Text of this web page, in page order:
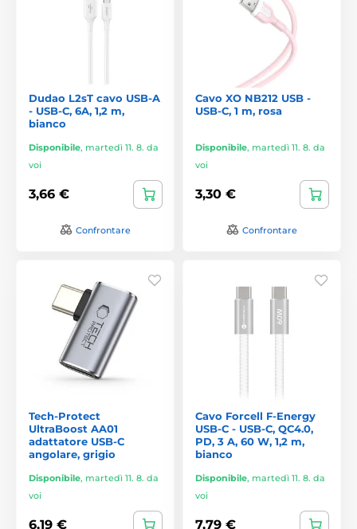
Dudao L2sT cavo USB-A
- USB-C, 6A, 1,2 m,
bianco
Disponibile, martedì 11. 8. da
voi
3,66 €
Confrontare
Cavo XO NB212 USB -
USB-C, 1 m, rosa
Disponibile, martedì 11. 8. da
voi
3,30 €
Confrontare
Tech-Protect
UltraBoost AA01
adattatore USB-C
angolare, grigio
Disponibile, martedì 11. 8. da
voi
6,19 €
Cavo Forcell F-Energy
USB-C - USB-C, QC4.0,
PD, 3 A, 60 W, 1,2 m,
bianco
Disponibile, martedì 11. 8. da
voi
7,79 €